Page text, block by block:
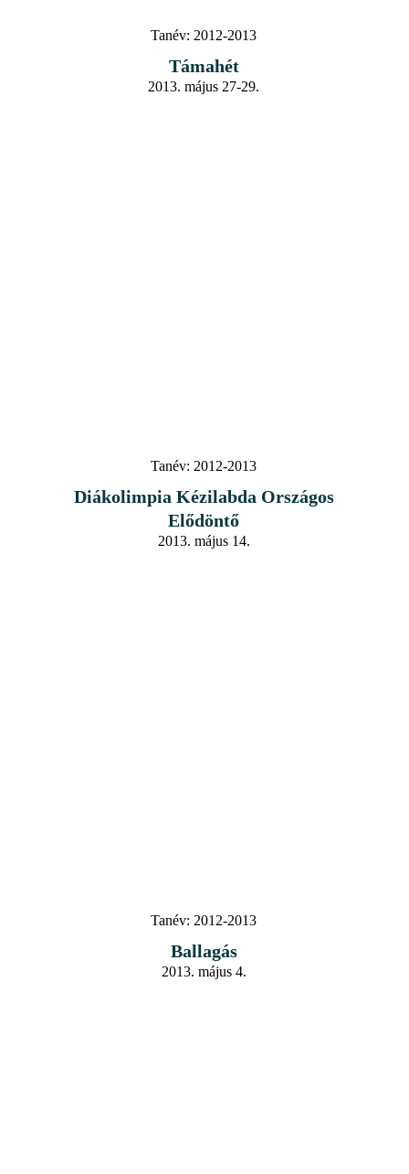
Tanév: 2012-2013
Támahét
2013. május 27-29.
Tanév: 2012-2013
Diákolimpia Kézilabda Országos
Elődöntő
2013. május 14.
Tanév: 2012-2013
Ballagás
2013. május 4.